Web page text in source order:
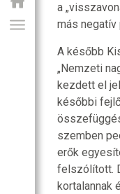
a
más
A később
„Nemzeti
kezdett el
későbbi
szemben
erők
felszólított.
kortalannak